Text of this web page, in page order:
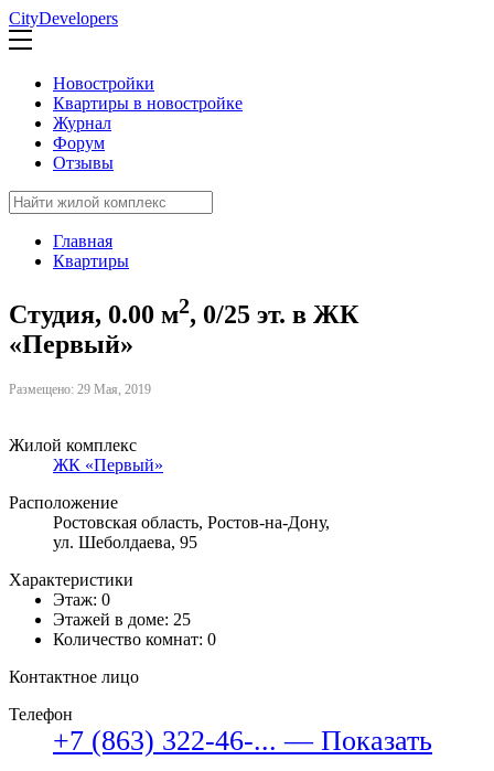
CityDevelopers
Новостройки
Квартиры в новостройке
Журнал
Форум
Отзывы
Главная
Квартиры
Студия, 0.00 м2, 0/25 эт. в ЖК
«Первый»
Размещено: 29 Мая, 2019
Жилой комплекс
ЖК «Первый»
Расположение
Ростовская область, Ростов-на-Дону,
ул. Шеболдаева, 95
Характеристики
Этаж: 0
Этажей в доме: 25
Количество комнат: 0
Контактное лицо
Телефон
+7 (863) 322-46-... — Показать